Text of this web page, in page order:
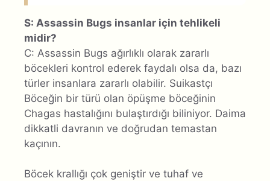
S: Assassin Bugs insanlar için tehlikeli
midir?
C: Assassin Bugs ağırlıklı olarak zararlı
böcekleri kontrol ederek faydalı olsa da, bazı
türler insanlara zararlı olabilir. Suikastçı
Böceğin bir türü olan öpüşme böceğinin
Chagas hastalığını bulaştırdığı biliniyor. Daima
dikkatli davranın ve doğrudan temastan
kaçının.
Böcek krallığı çok geniştir ve tuhaf ve